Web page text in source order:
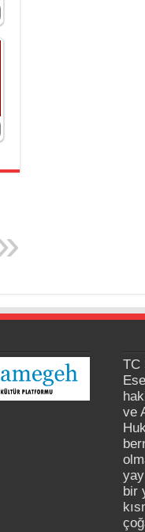
TC
ve
bir